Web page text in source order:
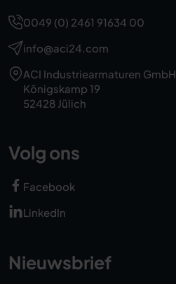
0049 (0) 2461 91634 00
info@aci24.com
ACI Industriearmaturen GmbH
Königskamp 19
52428 Jülich
Volg ons
Facebook
LinkedIn
Nieuwsbrief